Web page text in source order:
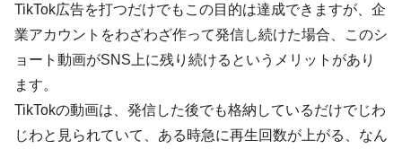
TikTok広告を打つだけでもこの目的は達成できますが、企
業アカウントをわざわざ作って発信し続けた場合、このシ
ョート動画がSNS上に残り続けるというメリットがあり
ます。
TikTokの動画は、発信した後でも格納しているだけでじわ
じわと見られていて、ある時急に再生回数が上がる、なん